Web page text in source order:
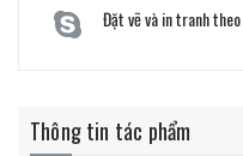
Đặt vẽ và in tranh theo
Thông tin tác phẩm